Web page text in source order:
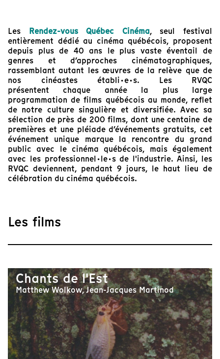
Les Rendez-vous Québec Cinéma, seul festival
entièrement dédié au cinéma québécois, proposent
depuis plus de 40 ans le plus vaste éventail de
genres et d’approches cinématographiques,
rassemblant autant les œuvres de la relève que de
nos cinéastes établi·e·s. Les RVQC
présentent chaque année la plus large
programmation de films québécois au monde, reflet
de notre culture singulière et diversifiée. Avec sa
sélection de près de 200 films, dont une centaine de
premières et une pléiade d’événements gratuits, cet
événement unique marque la rencontre du grand
public avec le cinéma québécois, mais également
avec les professionnel·le·s de l'industrie. Ainsi, les
RVQC deviennent, pendant 9 jours, le haut lieu de
célébration du cinéma québécois.
Les films
Chants de l'Est
Matthew Wolkow, Jean-Jacques Martinod